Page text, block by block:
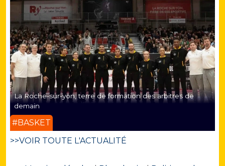
La Roche-sur-yon, terre de formation des arbitres de
demain
#BASKET
>>VOIR TOUTE L'ACTUALITÉ